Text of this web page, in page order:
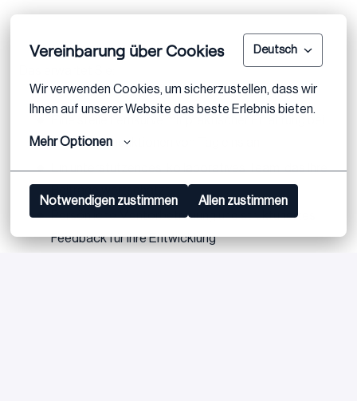
Vereinbarung über Cookies Deutsch
Wir verwenden Cookies, um sicherzustellen, dass wir
Ihnen auf unserer Website das beste Erlebnis bieten.
Mehr Optionen
Notwendigen zustimmen Allen zustimmen
echten Transaktionen von Tag eins an
Ein unterstützendes, kollaboratives Team, das Ihre
Persönliche Mentorbetreuung und strukturiertes
Feedback für Ihre Entwicklung